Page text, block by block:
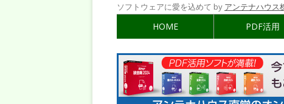
ソフトウェアに愛を込めて by アンテナハウス
HOME PDF活用